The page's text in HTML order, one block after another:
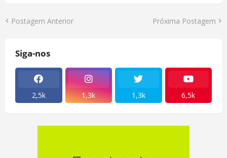
Postagem Anterior Próxima Postagem
Siga-nos
2,5k 1,3k 1,3k 6,5k